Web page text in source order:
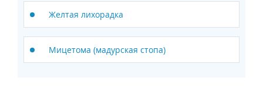
Желтая лихорадка
Мицетома (мадурская стопа)